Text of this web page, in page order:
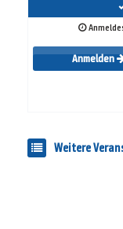
Anmelden
Weitere